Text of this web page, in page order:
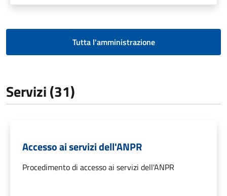
Tutta l'amministrazione
Servizi (31)
Accesso ai servizi dell'ANPR
Procedimento di accesso ai servizi dell'ANPR